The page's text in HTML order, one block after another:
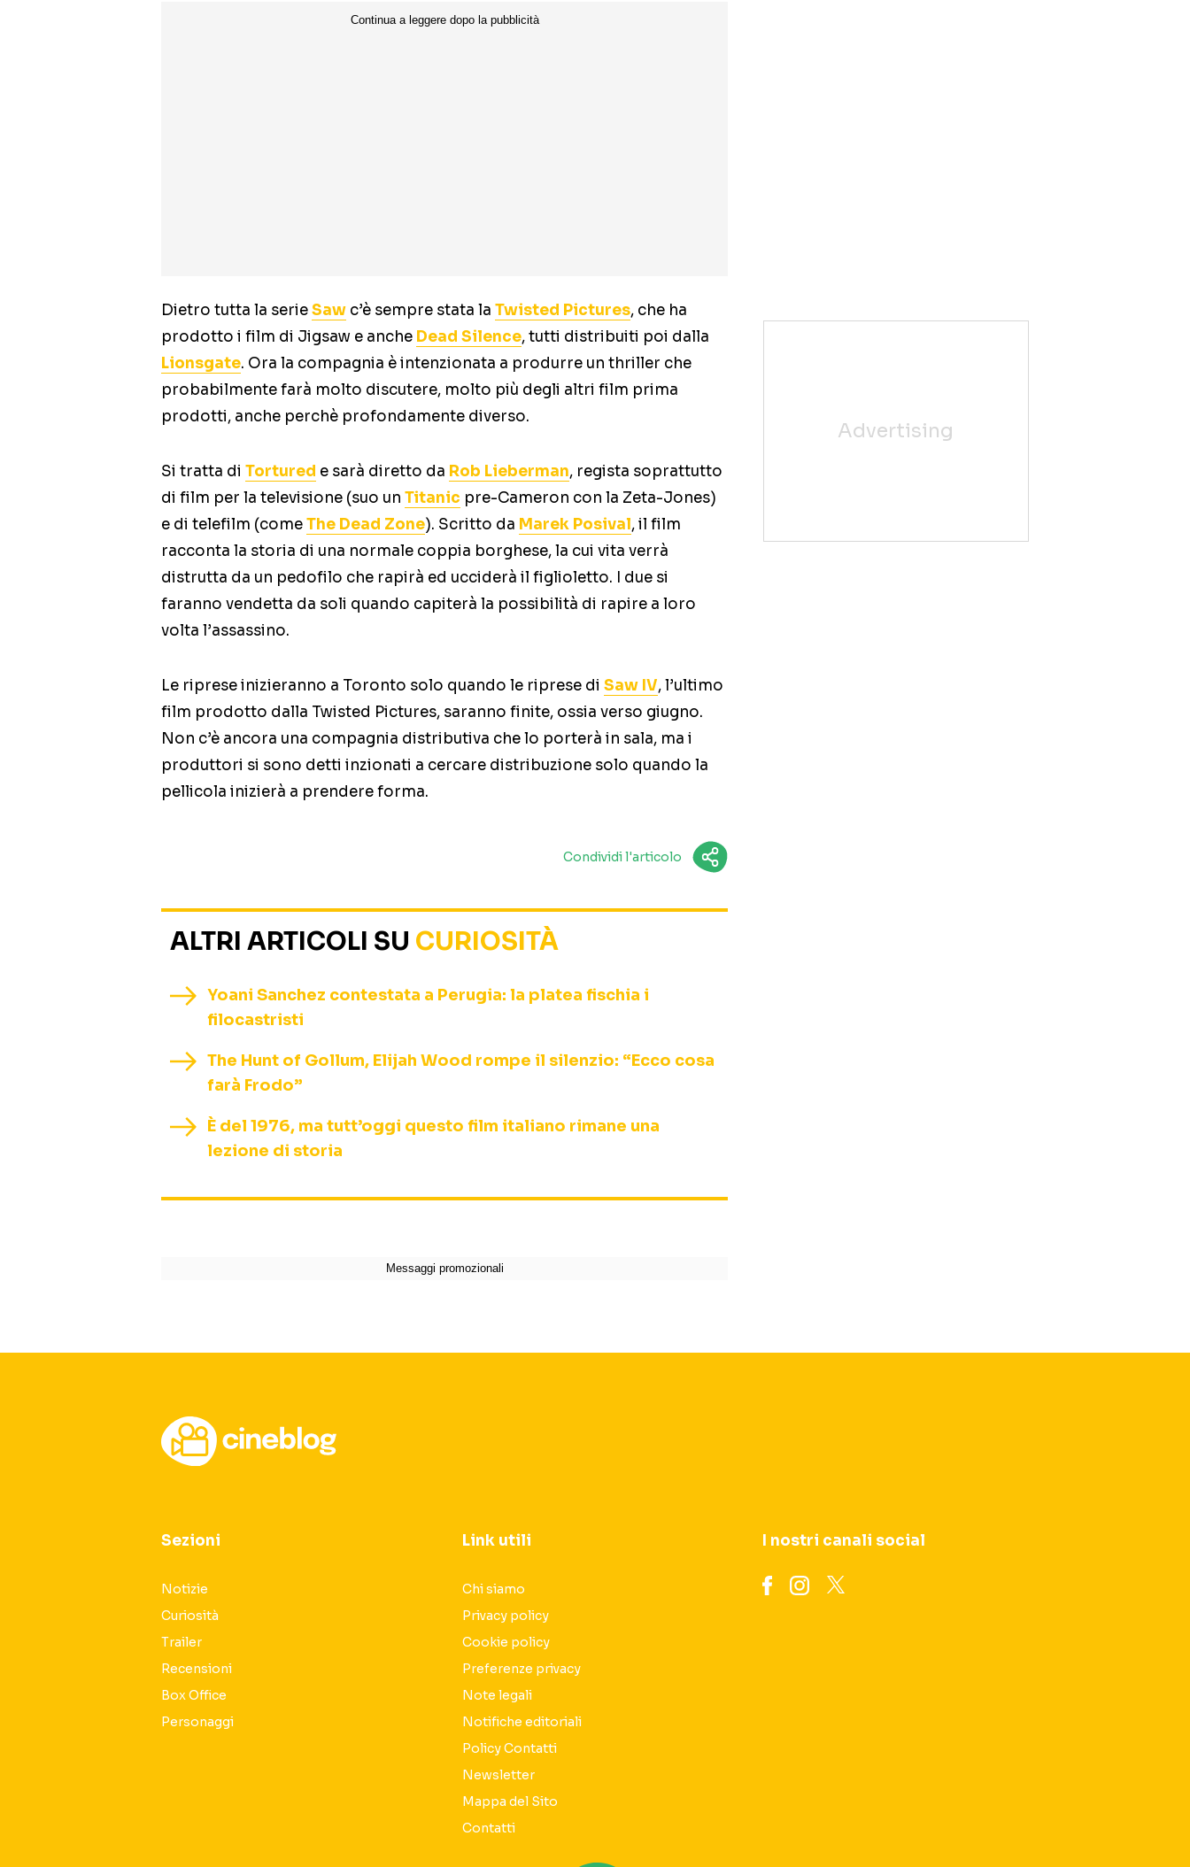
Dietro tutta la serieSaw c’è sempre stata la Twisted Pictures, che ha
prodotto i film di Jigsaw e anche Dead Silence, tutti distribuiti poi dalla
Lionsgate. Ora la compagnia è intenzionata a produrre un thriller che
probabilmente farà molto discutere, molto più degli altri film prima
prodotti, anche perchè profondamente diverso.
Si tratta di Tortured e sarà diretto da Rob Lieberman, regista soprattutto
di film per la televisione (suo un Titanic pre-Cameron con la Zeta-Jones)
e di telefilm (comeThe Dead Zone). Scritto da Marek Posival, il film
racconta la storia di una normale coppia borghese, la cui vita verrà
distrutta da un pedofilo che rapirà ed ucciderà il figlioletto. I due si
faranno vendetta da soli quando capiterà la possibilità di rapire a loro
volta l’assassino.
Le riprese inizieranno a Toronto solo quando le riprese di Saw IV, l’ultimo
film prodotto dalla Twisted Pictures, saranno finite, ossia verso giugno.
Non c’è ancora una compagnia distributiva che lo porterà in sala, ma i
produttori si sono detti inzionati a cercare distribuzione solo quando la
pellicola inizierà a prendere forma.
Condividi l'articolo
ALTRI ARTICOLI SU CURIOSITÀ
Yoani Sanchez contestata a Perugia: la platea fischia i
filocastristi
The Hunt of Gollum, Elijah Wood rompe il silenzio: “Ecco cosa
farà Frodo”
È del 1976, ma tutt’oggi questo film italiano rimane una
lezione di storia
Sezioni
Notizie
Curiosità
Trailer
Recensioni
Box Office
Personaggi
Link utili
Chi siamo
Privacy policy
Cookie policy
Preferenze privacy
Note legali
Notifiche editoriali
Policy Contatti
Newsletter
Mappa del Sito
Contatti
I nostri canali social